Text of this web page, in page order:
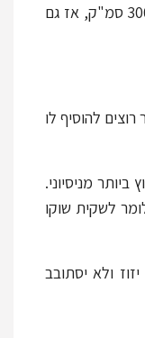
ישנם כמובן יוצאים מן הכלל, למשל כאשר השדיים קצת נפולים או צינוריים, וכאשר השתל הנבחר אינו גדול וכבד במיוחד עד 300 סמ"ק, אז גם
רוצים להוסיף לו
מניסיוני.
לשקית שוקו
ולא יסתובב